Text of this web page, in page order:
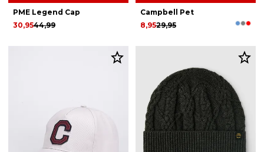
PME Legend Cap
44,99
30,95
Campbell Pet
29,95
8,95